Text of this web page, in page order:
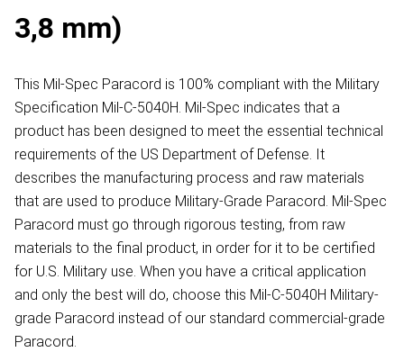
3,8 mm)
This Mil-Spec Paracord is 100% compliant with the Military
Specification Mil-C-5040H. Mil-Spec indicates that a
product has been designed to meet the essential technical
requirements of the US Department of Defense. It
describes the manufacturing process and raw materials
that are used to produce Military-Grade Paracord. Mil-Spec
Paracord must go through rigorous testing, from raw
materials to the final product, in order for it to be certified
for U.S. Military use. When you have a critical application
and only the best will do, choose this Mil-C-5040H Military-
grade Paracord instead of our standard commercial-grade
Paracord.